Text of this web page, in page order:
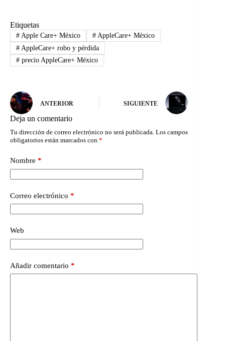
Etiquetas
#Apple Care+ México #AppleCare+ México
#AppleCare+ robo y pérdida
#precio AppleCare+ México
ANTERIOR SIGUIENTE
Deja un comentario
Tu dirección de correo electrónico no será publicada. Los campos
obligatorios están marcados con *
Nombre *
Correo electrónico *
Web
Añadir comentario *